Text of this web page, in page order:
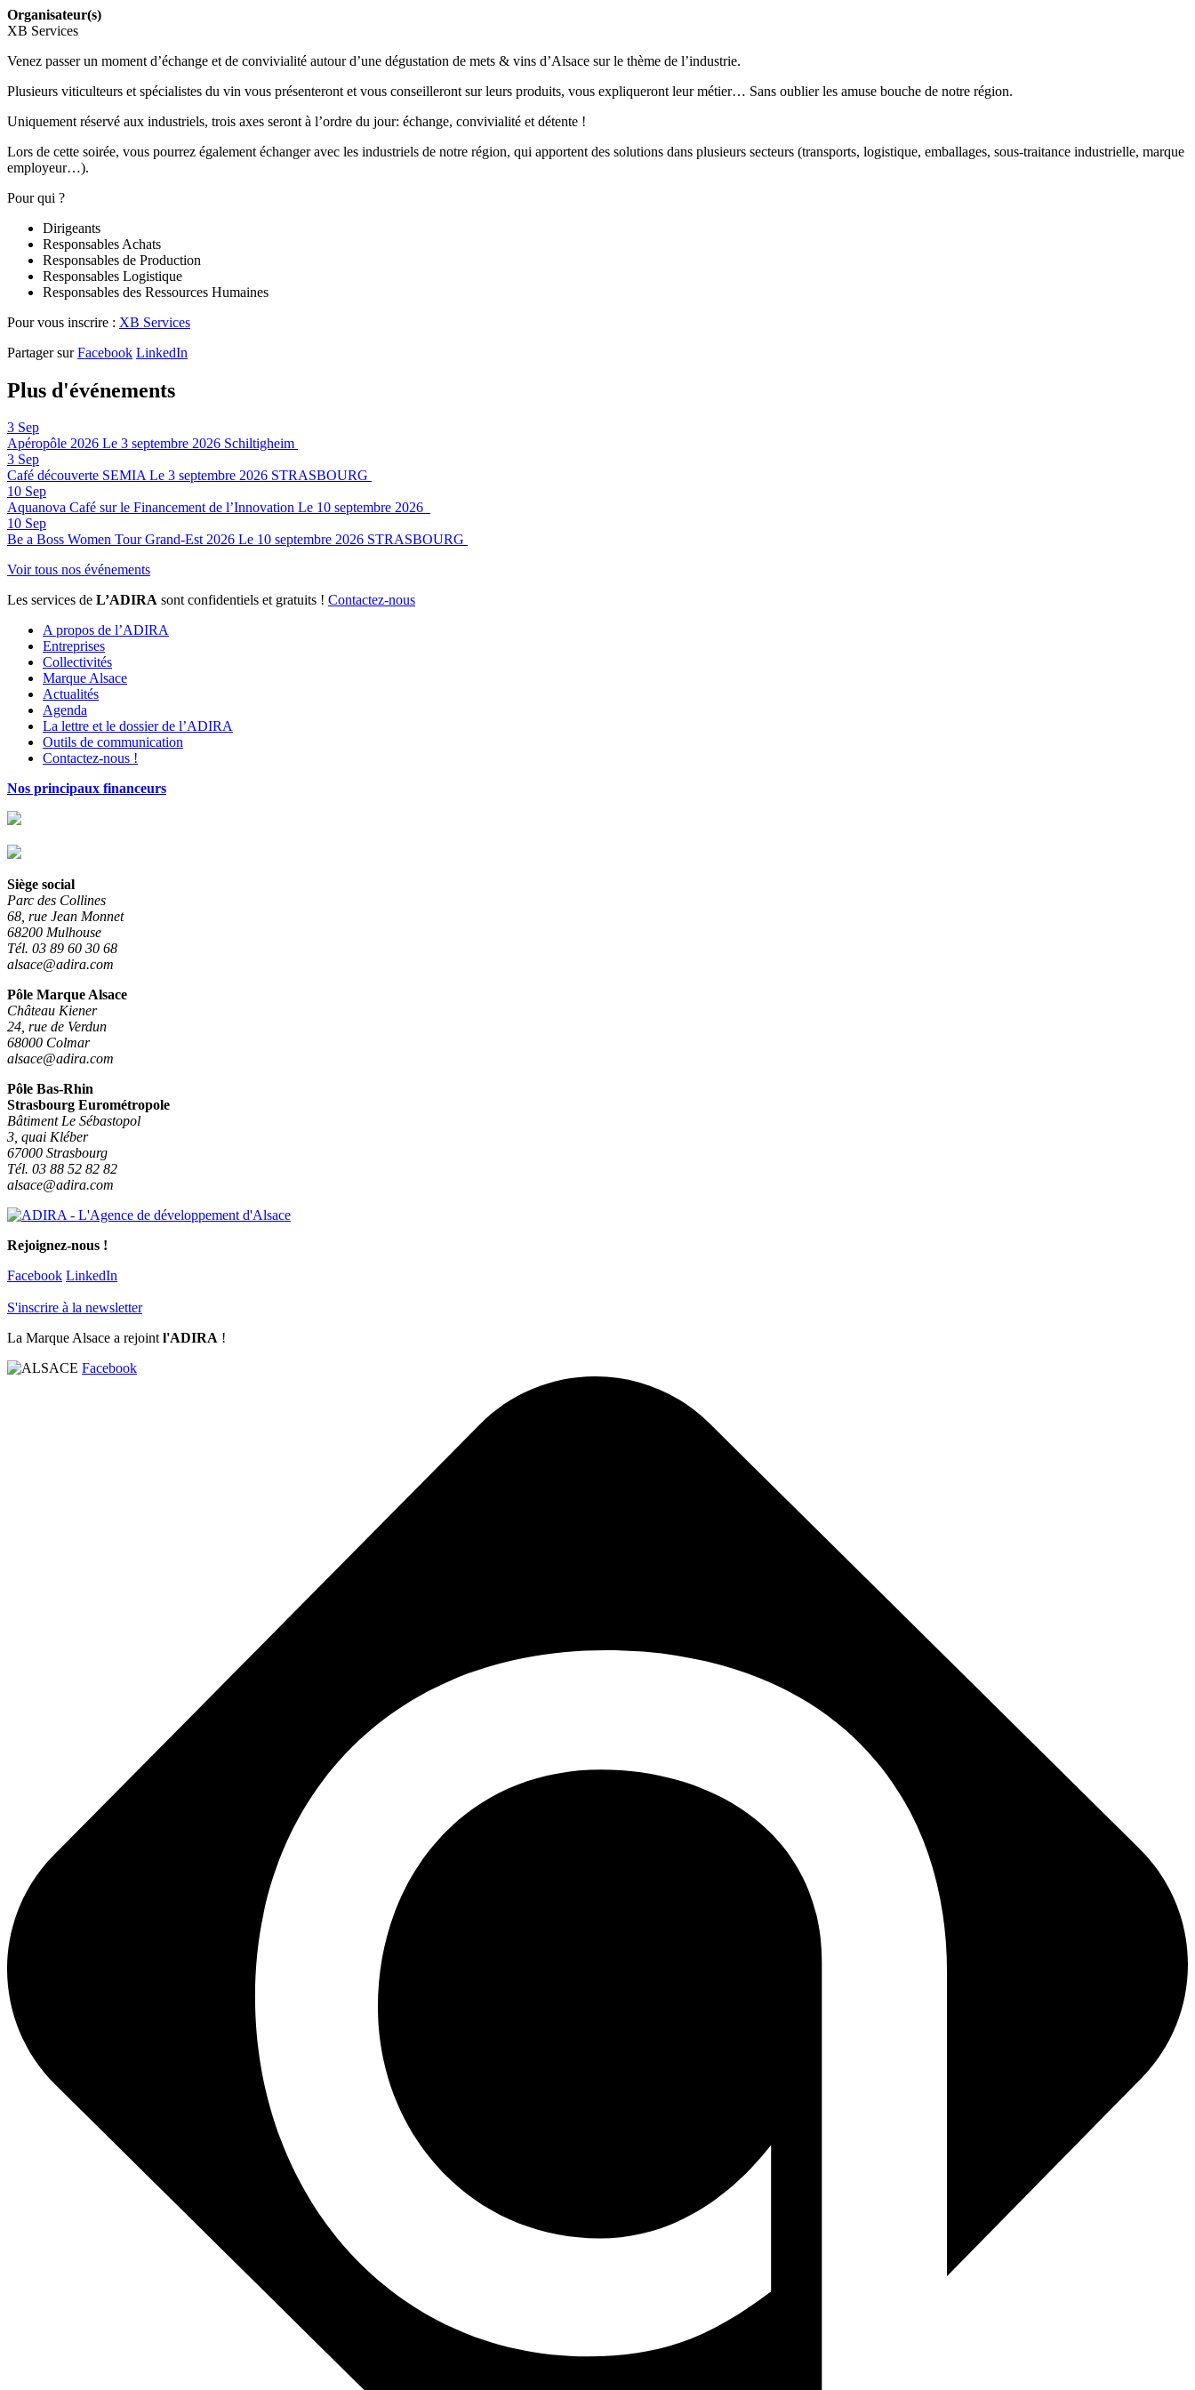
Organisateur(s)
XB Services
Venez passer un moment d’échange et de convivialité autour d’une dégustation de mets & vins d’Alsace sur le thème de l’industrie.
Plusieurs viticulteurs et spécialistes du vin vous présenteront et vous conseilleront sur leurs produits, vous expliqueront leur métier… Sans oublier les amuse bouche de notre région.
Uniquement réservé aux industriels, trois axes seront à l’ordre du jour: échange, convivialité et détente !
Lors de cette soirée, vous pourrez également échanger avec les industriels de notre région, qui apportent des solutions dans plusieurs secteurs (transports, logistique, emballages, sous-traitance industrielle, marque
employeur…).
Pour qui ?
Dirigeants
Responsables Achats
Responsables de Production
Responsables Logistique
Responsables des Ressources Humaines
Pour vous inscrire : XB Services
Partager sur Facebook LinkedIn
Plus d'événements
3 Sep
Apéropôle 2026 Le 3 septembre 2026 Schiltigheim
3 Sep
Café découverte SEMIALe 3 septembre 2026 STRASBOURG
10 Sep
Aquanova Café sur le Financement de l’Innovation Le 10 septembre 2026
10 Sep
Be a Boss Women Tour Grand-Est 2026 Le 10 septembre 2026 STRASBOURG
Voir tous nos événements
Les services de L’ADIRA sont confidentiels et gratuits ! Contactez-nous
A propos de l’ADIRA
Entreprises
Collectivités
Marque Alsace
Actualités
Agenda
La lettre et le dossier de l’ADIRA
Outils de communication
Contactez-nous !
Nos principaux financeurs
Siège social
Parc des Collines
68, rue Jean Monnet
68200 Mulhouse
Tél. 03 89 60 30 68
alsace@adira.com
Pôle Marque Alsace
Château Kiener
24, rue de Verdun
68000 Colmar
alsace@adira.com
Pôle Bas-Rhin
Strasbourg Eurométropole
Bâtiment Le Sébastopol
3, quai Kléber
67000 Strasbourg
Tél. 03 88 52 82 82
alsace@adira.com
Rejoignez-nous !
Facebook LinkedIn
S'inscrire à la newsletter
La Marque Alsace a rejointl'ADIRA !
Facebook